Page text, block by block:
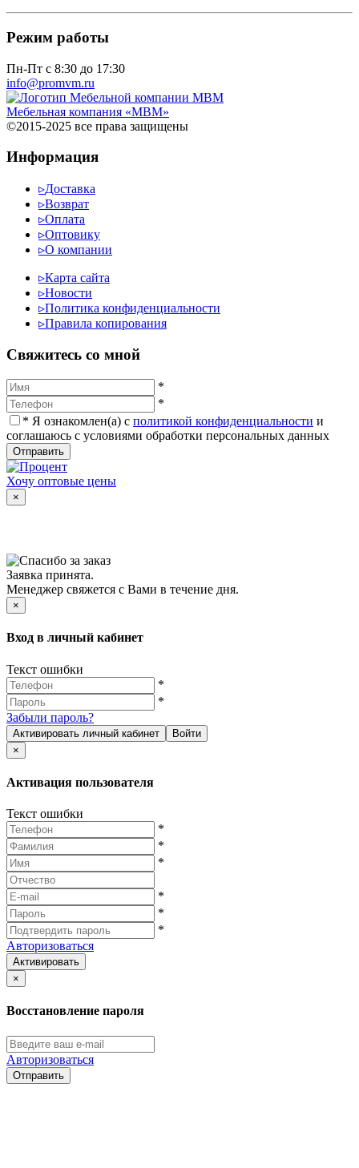
Режим работы
Пн-Пт с 8:30 до 17:30
info@promvm.ru
Мебельная компания «МВМ»
©2015-2025 все права защищены
Информация
▹Доставка
▹Возврат
▹Оплата
▹Оптовику
▹О компании
▹Карта сайта
▹Новости
▹Политика конфиденциальности
▹Правила копирования
Cвяжитесь со мной
*
*
* Я ознакомлен(а) с политикой конфиденциальности и
соглашаюсь с условиями обработки персональных данных
Отправить
Хочу оптовые цены
×
Заявка принята.
Менеджер свяжется с Вами в течение дня.
×
Вход в личный кабинет
Текст ошибки
*
*
Забыли пароль?
Активировать личный кабинет
Войти
×
Активация пользователя
Текст ошибки
*
*
*
*
*
*
Авторизоваться
Активировать
×
Восстановление пароля
Авторизоваться
Отправить